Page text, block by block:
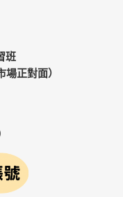
班
正對面）